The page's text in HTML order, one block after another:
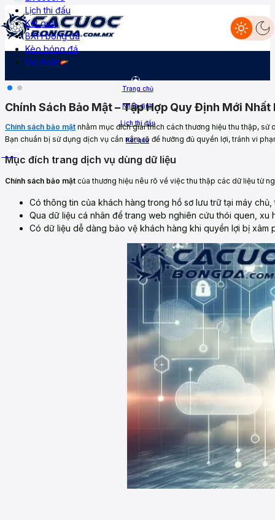
Lịch thi đấu
Kết quả
BXH bóng đá
Kèo bóng đá
Dự đoán
Trang chủ
Nhận định
Lịch thi đấu
Kết quả
Livescore
Chính Sách Bảo Mật – Tập Hợp Quy Định Mới
Chính sách bảo mật nhằm mục đích giải thích cách thương hiệu thu thập,
Bạn chuẩn bị sử dụng dịch vụ cần nắm rõ để hưởng đủ quyền lợi, tránh vi
Mục đích trang dịch vụ dùng dữ liệu
Chính sách bảo mật của thương hiệu nêu rõ về việc thu thập các dữ liệu từ
Có thông tin của khách hàng trong hồ sơ lưu trữ tại máy
Qua dữ liệu cá nhân để trang web nghiên cứu thói quen,
Có dữ liệu dễ dàng bảo vệ khách hàng khi quyền lợi bị xâm